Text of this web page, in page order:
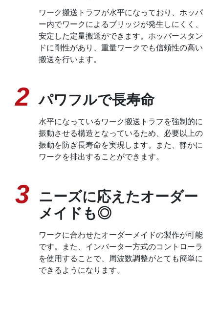
ワーク搬送トラフが水平になっており、ホッパ
ー内でワークによるブリッジが発生しにくく、
安定した定量搬送ができます。ホッパースタン
ドに剛性があり、重量ワークでも信頼性の高い
搬送を行います。
2 パワフルで長寿命
水平になっているワーク搬送トラフを強制的に
振動させる構造となっているため、必要以上の
振動を防ぎ長寿命を実現します。また、静かに
ワークを排出することができます。
3 ニーズに応えたオーダー
メイドも◎
ワークに合わせたオーダーメイドの製作が可能
です。また、インバーター方式のコントローラ
を使用することで、周波数調整がとても簡単に
できるようになります。